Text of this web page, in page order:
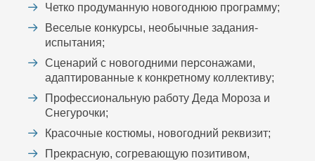
Четко продуманную новогоднюю программу;
Веселые конкурсы, необычные задания-
испытания;
Сценарий с новогодними персонажами,
адаптированные к конкретному коллективу;
Профессиональную работу Деда Мороза и
Снегурочки;
Красочные костюмы, новогодний реквизит;
Прекрасную, согревающую позитивом,